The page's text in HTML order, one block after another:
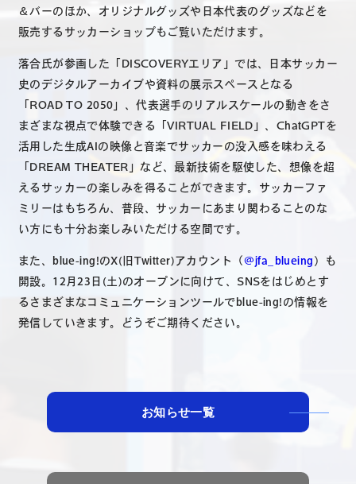
＆バーのほか、オリジナルグッズや日本代表のグッズなどを
販売するサッカーショップもご覧いただけます。
落合氏が参画した「DISCOVERYエリア」では、日本サッカー
史のデジタルアーカイブや資料の展示スペースとなる
「ROAD TO 2050」、代表選手のリアルスケールの動きをさ
まざまな視点で体験できる「VIRTUAL FIELD」、ChatGPTを
活用した生成AIの映像と音楽でサッカーの没入感を味わえる
「DREAM THEATER」など、最新技術を駆使した、想像を超
えるサッカーの楽しみを得ることができます。サッカーファ
ミリーはもちろん、普段、サッカーにあまり関わることのな
い方にも十分お楽しみいただける空間です。
また、blue-ing!のX(旧Twitter)アカウント（ @jfa_blueing ）も
開設。12月23日(土)のオープンに向けて、SNSをはじめとす
るさまざまなコミュニケーションツールでblue-ing!の情報を
発信していきます。どうぞご期待ください。
お知らせ一覧